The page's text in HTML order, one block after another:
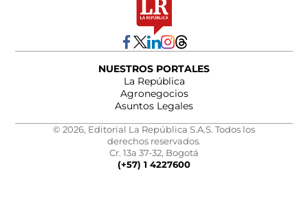
NUESTROS PORTALES
La República
Agronegocios
Asuntos Legales
© 2026, Editorial La República S.A.S. Todos los
derechos reservados.
Cr. 13a 37-32, Bogotá
(+57) 1 4227600